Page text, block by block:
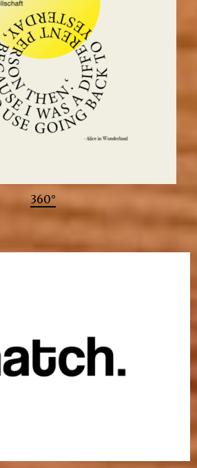
360°